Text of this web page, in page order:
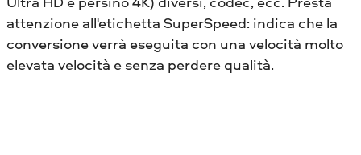
attenzione all'etichetta SuperSpeed: indica che la
conversione verrà eseguita con una velocità molto
elevata velocità e senza perdere qualità.